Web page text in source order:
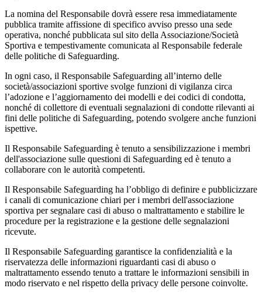
La nomina del Responsabile dovrà essere resa immediatamente
pubblica tramite affissione di specifico avviso presso una sede
operativa, nonché pubblicata sul sito della Associazione/Società
Sportiva e tempestivamente comunicata al Responsabile federale
delle politiche di Safeguarding.
In ogni caso, il Responsabile Safeguarding all’interno delle
società/associazioni sportive svolge funzioni di vigilanza circa
l’adozione e l’aggiornamento dei modelli e dei codici di condotta,
nonché di collettore di eventuali segnalazioni di condotte rilevanti ai
fini delle politiche di Safeguarding, potendo svolgere anche funzioni
ispettive.
Il Responsabile Safeguarding è tenuto a sensibilizzazione i membri
dell'associazione sulle questioni di Safeguarding ed è tenuto a
collaborare con le autorità competenti.
Il Responsabile Safeguarding ha l’obbligo di definire e pubblicizzare
i canali di comunicazione chiari per i membri dell'associazione
sportiva per segnalare casi di abuso o maltrattamento e stabilire le
procedure per la registrazione e la gestione delle segnalazioni
ricevute.
Il Responsabile Safeguarding garantisce la confidenzialità e la
riservatezza delle informazioni riguardanti casi di abuso o
maltrattamento essendo tenuto a trattare le informazioni sensibili in
modo riservato e nel rispetto della privacy delle persone coinvolte.